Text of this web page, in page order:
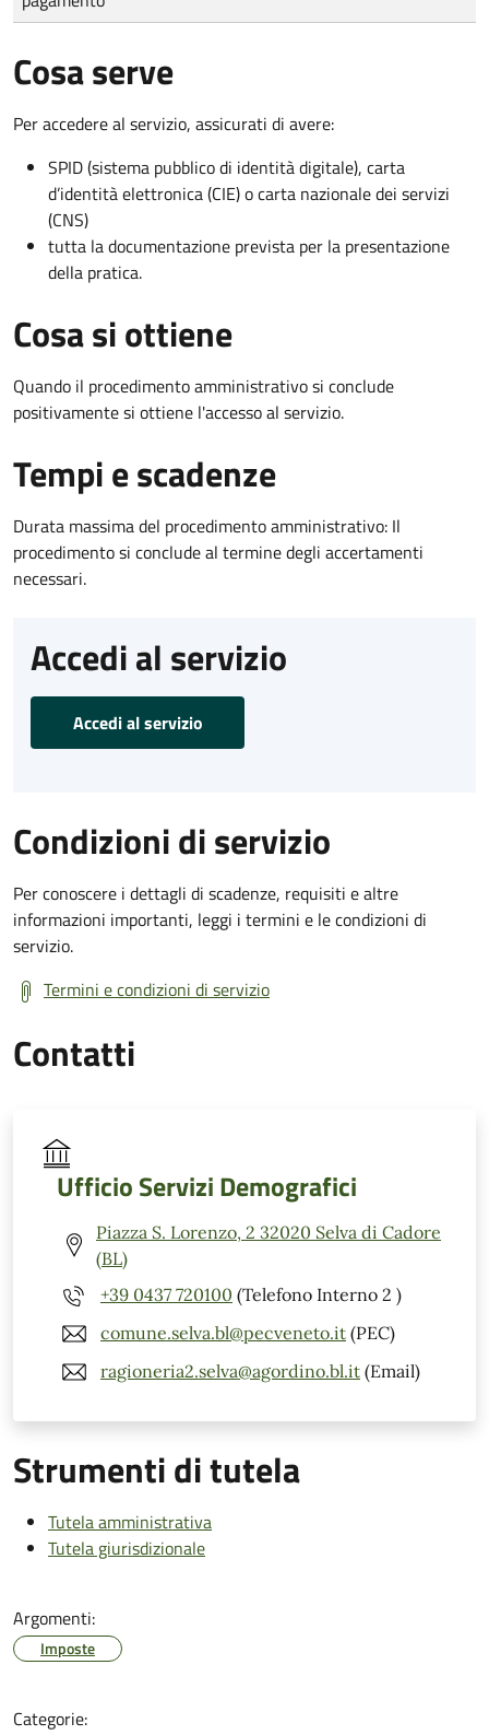
Cosa serve
Per accedere al servizio, assicurati di avere:
SPID (sistema pubblico di identità digitale), carta
d’identità elettronica (CIE) o carta nazionale dei servizi
(CNS)
tutta la documentazione prevista per la presentazione
della pratica.
Cosa si ottiene
Quando il procedimento amministrativo si conclude
positivamente si ottiene l'accesso al servizio.
Tempi e scadenze
Durata massima del procedimento amministrativo: Il
procedimento si conclude al termine degli accertamenti
necessari.
Accedi al servizio
Accedi al servizio
Condizioni di servizio
Per conoscere i dettagli di scadenze, requisiti e altre
informazioni importanti, leggi i termini e le condizioni di
servizio.
Termini e condizioni di servizio
Contatti
Ufficio Servizi Demografici
Piazza S. Lorenzo, 2 32020 Selva di Cadore
(BL)
+39 0437 720100 (Telefono Interno 2 )
comune.selva.bl@pecveneto.it (PEC)
ragioneria2.selva@agordino.bl.it (Email)
Strumenti di tutela
Tutela amministrativa
Tutela giurisdizionale
Argomenti:
Imposte
Categorie: